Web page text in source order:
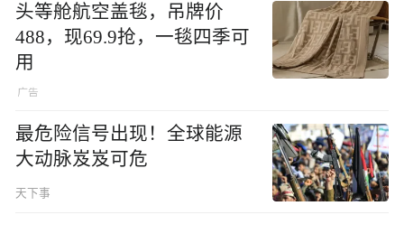
头等舱航空盖毯，吊牌价
488，现69.9抢，一毯四季可
用
最危险信号出现！全球能源
大动脉岌岌可危
天下事